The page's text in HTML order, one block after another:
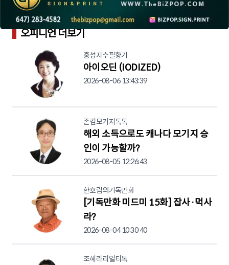
오피니언 더보기
홍성자수필향기
아이오딘 (IODIZED)
2026-08-06 13:43:39
존킴모기지톡톡
해외 소득으로도 캐나다 모기지 승
인이 가능할까?
2026-08-05 12:26:43
한호림의기독만화
[기독만화 미드미 15화] 잡사·먹사
라?
2026-08-04 10:30:40
조혜라리얼티톡